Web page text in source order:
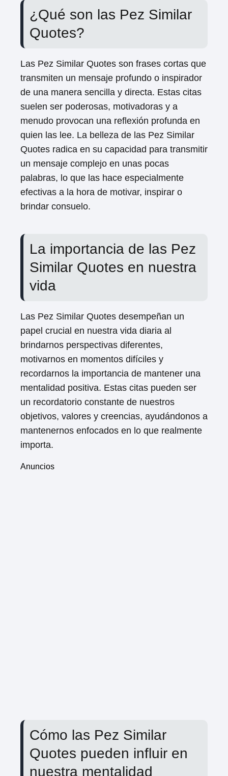
¿Qué son las Pez Similar
Quotes?
Las Pez Similar Quotes son frases cortas que
transmiten un mensaje profundo o inspirador
de una manera sencilla y directa. Estas citas
suelen ser poderosas, motivadoras y a
menudo provocan una reflexión profunda en
quien las lee. La belleza de las Pez Similar
Quotes radica en su capacidad para transmitir
un mensaje complejo en unas pocas
palabras, lo que las hace especialmente
efectivas a la hora de motivar, inspirar o
brindar consuelo.
La importancia de las Pez
Similar Quotes en nuestra
vida
Las Pez Similar Quotes desempeñan un
papel crucial en nuestra vida diaria al
brindarnos perspectivas diferentes,
motivarnos en momentos difíciles y
recordarnos la importancia de mantener una
mentalidad positiva. Estas citas pueden ser
un recordatorio constante de nuestros
objetivos, valores y creencias, ayudándonos a
mantenernos enfocados en lo que realmente
importa.
Anuncios
Cómo las Pez Similar
Quotes pueden influir en
nuestra mentalidad